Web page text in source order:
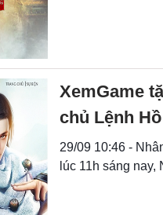
XemGame
chủ Lệnh
29/09 10:46 -
lúc 11h sáng